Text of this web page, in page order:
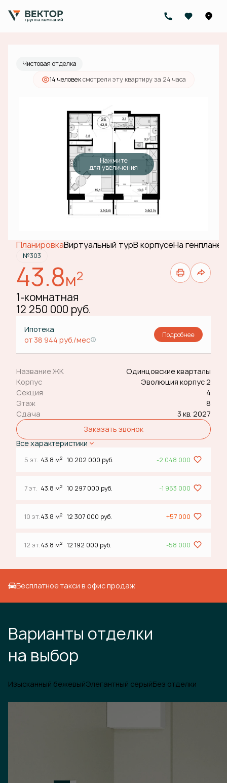
1-комнатная 12 250 000 руб.
Ипотекаот 38 944 руб./мес.
Чистовая отделка
14 человексмотрели эту квартиру за 24 часа
Нажмите
для увеличения
ПланировкаВиртуальный турВ корпусеНа генплане
№303
43.8м2
1-комнатная
12 250 000 руб.
Ипотека
от 38 944 руб./мес
Подробнее
Название ЖК
Одинцовские кварталы
Корпус
Эволюция корпус 2
Секция
4
Этаж
8
Сдача
3 кв. 2027
Заказать звонок
Все характеристики
5 эт. 43.8 м2 10 202 000 руб. -2 048 000
7 эт. 43.8 м2 10 297 000 руб. -1 953 000
10 эт.43.8 м2 12 307 000 руб. +57 000
12 эт.43.8 м2 12 192 000 руб. -58 000
Бесплатное такси в офис продаж
Варианты отделки
на выбор
Изысканный бежевыйЭлегантный серыйБез отделки